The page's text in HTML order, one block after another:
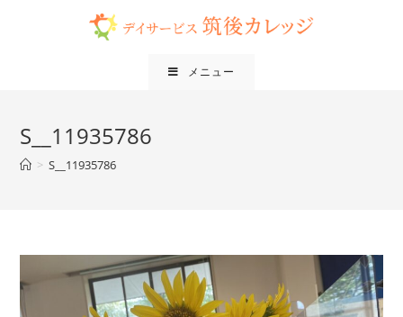
メニュー
S__11935786
> S__11935786